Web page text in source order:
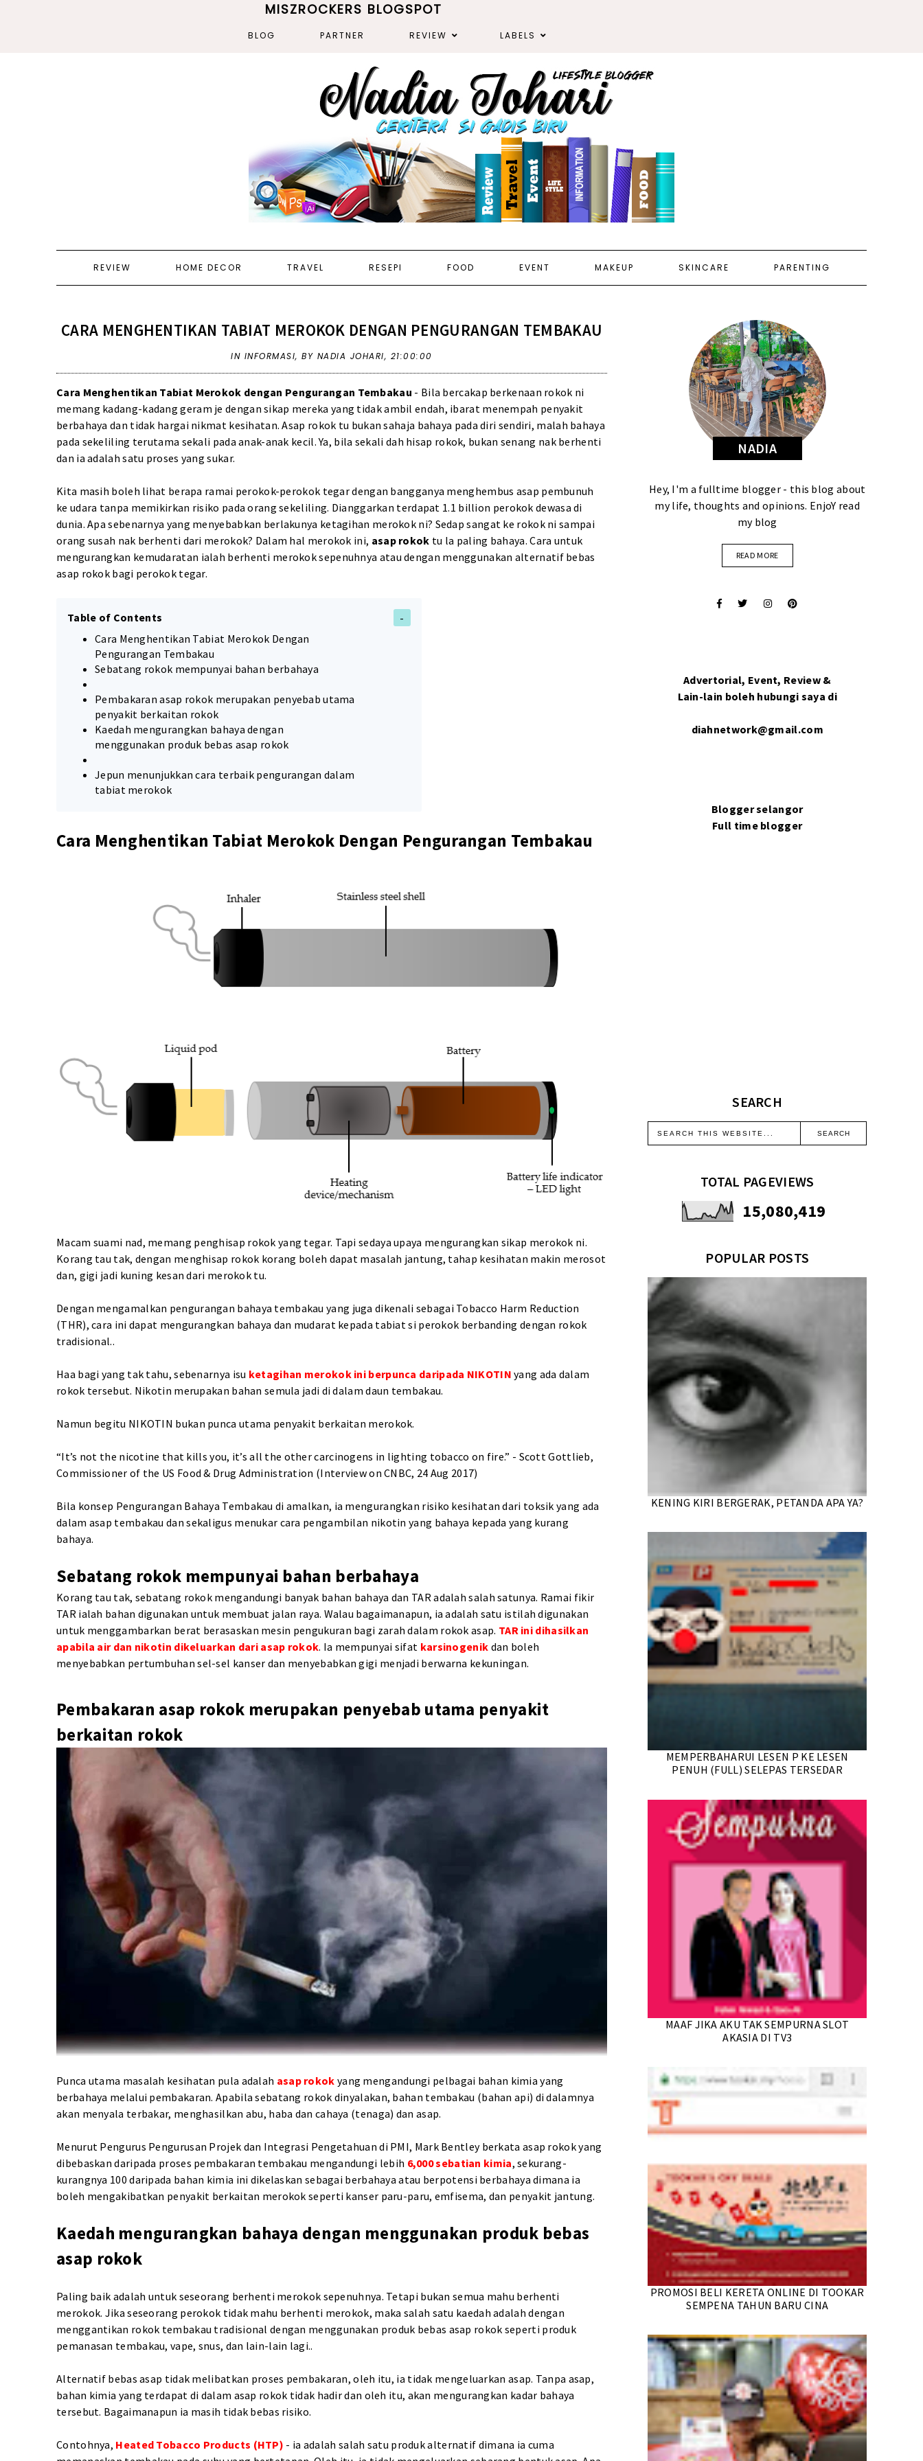
MISZROCKERS BLOGSPOT
BLOG PARTNER REVIEW LABELS
REVIEW HOME DECOR TRAVEL RESEPI FOOD EVENT MAKEUP SKINCARE PARENTING
CARA MENGHENTIKAN TABIAT MEROKOK DENGAN PENGURANGAN TEMBAKAU
IN INFORMASI,BY NADIA JOHARI, 21:00:00
Cara Menghentikan Tabiat Merokok dengan Pengurangan Tembakau - Bila bercakap berkenaan rokok ni
memang kadang-kadang geram je dengan sikap mereka yang tidak ambil endah, ibarat menempah penyakit
berbahaya dan tidak hargai nikmat kesihatan. Asap rokok tu bukan sahaja bahaya pada diri sendiri, malah bahaya
pada sekeliling terutama sekali pada anak-anak kecil. Ya, bila sekali dah hisap rokok, bukan senang nak berhenti
dan ia adalah satu proses yang sukar.
Kita masih boleh lihat berapa ramai perokok-perokok tegar dengan bangganya menghembus asap pembunuh
ke udara tanpa memikirkan risiko pada orang sekeliling. Dianggarkan terdapat 1.1 billion perokok dewasa di
dunia. Apa sebenarnya yang menyebabkan berlakunya ketagihan merokok ni? Sedap sangat ke rokok ni sampai
orang susah nak berhenti dari merokok? Dalam hal merokok ini, asap rokok tu la paling bahaya. Cara untuk
mengurangkan kemudaratan ialah berhenti merokok sepenuhnya atau dengan menggunakan alternatif bebas
asap rokok bagi perokok tegar.
Table of Contents
Cara Menghentikan Tabiat Merokok Dengan
Pengurangan Tembakau
Sebatang rokok mempunyai bahan berbahaya
Pembakaran asap rokok merupakan penyebab utama
penyakit berkaitan rokok
Kaedah mengurangkan bahaya dengan
menggunakan produk bebas asap rokok
Jepun menunjukkan cara terbaik pengurangan dalam
tabiat merokok
Cara Menghentikan Tabiat Merokok Dengan Pengurangan Tembakau
Macam suami nad, memang penghisap rokok yang tegar. Tapi sedaya upaya mengurangkan sikap merokok ni.
Korang tau tak, dengan menghisap rokok korang boleh dapat masalah jantung, tahap kesihatan makin merosot
dan, gigi jadi kuning kesan dari merokok tu.
Dengan mengamalkan pengurangan bahaya tembakau yang juga dikenali sebagai Tobacco Harm Reduction
(THR), cara ini dapat mengurangkan bahaya dan mudarat kepada tabiat si perokok berbanding dengan rokok
tradisional..
Haa bagi yang tak tahu, sebenarnya isu ketagihan merokok ini berpunca daripada NIKOTIN yang ada dalam
rokok tersebut. Nikotin merupakan bahan semula jadi di dalam daun tembakau.
Namun begitu NIKOTIN bukan punca utama penyakit berkaitan merokok.
“It’s not the nicotine that kills you, it’s all the other carcinogens in lighting tobacco on fire.” - Scott Gottlieb,
Commissioner of the US Food & Drug Administration (Interview on CNBC, 24 Aug 2017)
Bila konsep Pengurangan Bahaya Tembakau di amalkan, ia mengurangkan risiko kesihatan dari toksik yang ada
dalam asap tembakau dan sekaligus menukar cara pengambilan nikotin yang bahaya kepada yang kurang
bahaya.
Sebatang rokok mempunyai bahan berbahaya
Korang tau tak, sebatang rokok mengandungi banyak bahan bahaya dan TAR adalah salah satunya. Ramai fikir
TAR ialah bahan digunakan untuk membuat jalan raya. Walau bagaimanapun, ia adalah satu istilah digunakan
untuk menggambarkan berat berasaskan mesin pengukuran bagi zarah dalam rokok asap. TAR ini dihasilkan
apabila air dan nikotin dikeluarkan dari asap rokok. Ia mempunyai sifat karsinogenik dan boleh
menyebabkan pertumbuhan sel-sel kanser dan menyebabkan gigi menjadi berwarna kekuningan.
Pembakaran asap rokok merupakan penyebab utama penyakit
berkaitan rokok
Punca utama masalah kesihatan pula adalah asap rokok yang mengandungi pelbagai bahan kimia yang
berbahaya melalui pembakaran. Apabila sebatang rokok dinyalakan, bahan tembakau (bahan api) di dalamnya
akan menyala terbakar, menghasilkan abu, haba dan cahaya (tenaga) dan asap.
Menurut Pengurus Pengurusan Projek dan Integrasi Pengetahuan di PMI, Mark Bentley berkata asap rokok yang
dibebaskan daripada proses pembakaran tembakau mengandungi lebih 6,000 sebatian kimia, sekurang-
kurangnya 100 daripada bahan kimia ini dikelaskan sebagai berbahaya atau berpotensi berbahaya dimana ia
boleh mengakibatkan penyakit berkaitan merokok seperti kanser paru-paru, emfisema, dan penyakit jantung.
Kaedah mengurangkan bahaya dengan menggunakan produk bebas
asap rokok
Paling baik adalah untuk seseorang berhenti merokok sepenuhnya. Tetapi bukan semua mahu berhenti
merokok. Jika seseorang perokok tidak mahu berhenti merokok, maka salah satu kaedah adalah dengan
menggantikan rokok tembakau tradisional dengan menggunakan produk bebas asap rokok seperti produk
pemanasan tembakau, vape, snus, dan lain-lain lagi..
Alternatif bebas asap tidak melibatkan proses pembakaran, oleh itu, ia tidak mengeluarkan asap. Tanpa asap,
bahan kimia yang terdapat di dalam asap rokok tidak hadir dan oleh itu, akan mengurangkan kadar bahaya
tersebut. Bagaimanapun ia masih tidak bebas risiko.
Contohnya, Heated Tobacco Products (HTP) - ia adalah salah satu produk alternatif dimana ia cuma
NADIA
Hey, I'm a fulltime blogger - this blog about
my life, thoughts and opinions. EnjoY read
my blog
READ MORE
Advertorial, Event, Review &
Lain-lain boleh hubungi saya di
diahnetwork@gmail.com
Blogger selangor
Full time blogger
SEARCH
TOTAL PAGEVIEWS
15,080,419
POPULAR POSTS
KENING KIRI BERGERAK, PETANDA APA YA?
MEMPERBAHARUI LESEN P KE LESEN
PENUH (FULL) SELEPAS TERSEDAR
MAAF JIKA AKU TAK SEMPURNA SLOT
AKASIA DI TV3
PROMOSI BELI KERETA ONLINE DI TOOKAR
SEMPENA TAHUN BARU CINA